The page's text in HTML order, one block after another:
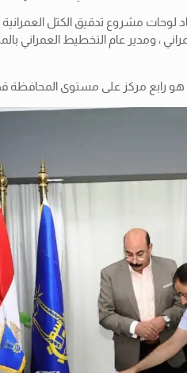
لوحات مشروع تدقيق الكتل
، ومدير عام التخطيط العمراني
رابع مركز على مستوى المحافظة قد